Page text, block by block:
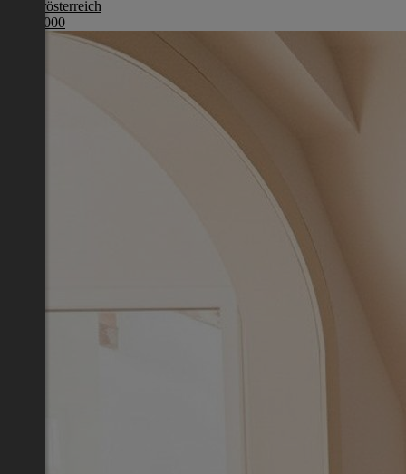
Niederösterreich
€ 550 000